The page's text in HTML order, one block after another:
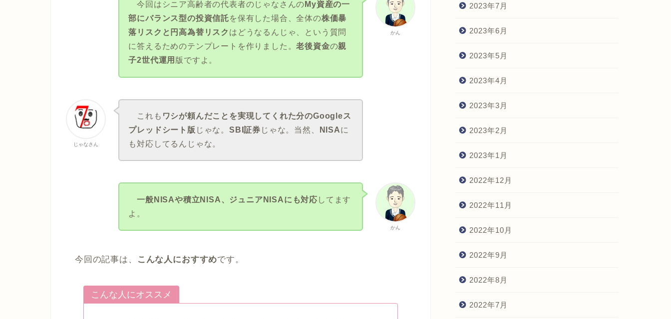
かん
今回はシニア高齢者の代表者のじゃなさんの My資産の一
部にバランス型の投資信託を保有した場合、全体の株価暴
落リスクと円高為替リスク はどうなるんじゃ、という質問
に答えるためのテンプレートを作りました。老後資金の親
子2世代運用 版ですよ。
じゃなさん
これも ワシが頼んだことを実現してくれた分のGoogleス
プレッドシート版 じゃな。 SBI証券 じゃな。当然、 NISAに
も対応してるんじゃな。
かん
一般NISAや積立NISA、ジュニアNISAにも対応 してます
よ。
今回の記事は、 こんな人におすすめです。
こんな人にオススメ
2023年7月
2023年6月
2023年5月
2023年4月
2023年3月
2023年2月
2023年1月
2022年12月
2022年11月
2022年10月
2022年9月
2022年8月
2022年7月